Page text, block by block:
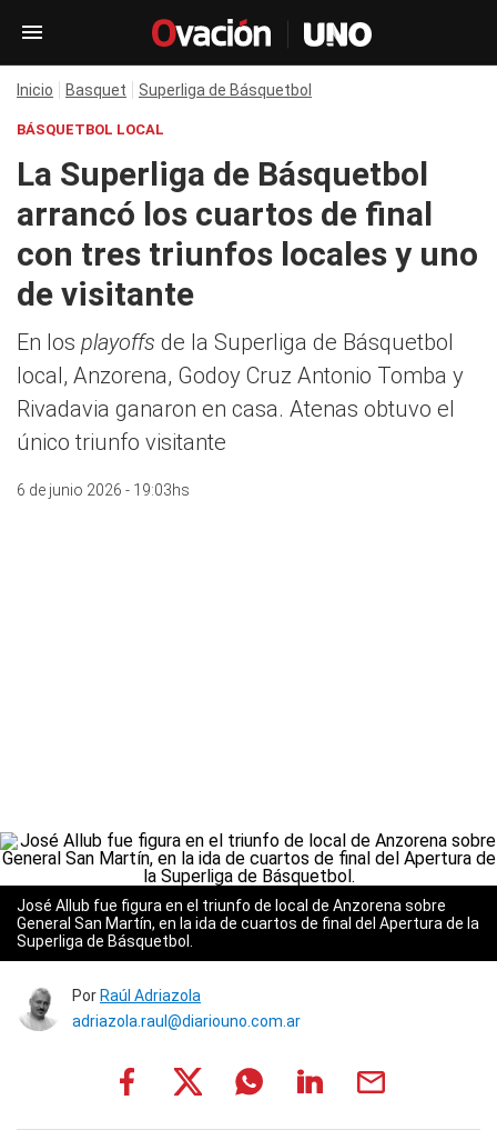
Inicio Basquet Superliga de Básquetbol
BÁSQUETBOL LOCAL
La Superliga de Básquetbol
arrancó los cuartos de final
con tres triunfos locales y uno
de visitante
En los playoffs de la Superliga de Básquetbol
local, Anzorena, Godoy Cruz Antonio Tomba y
Rivadavia ganaron en casa. Atenas obtuvo el
único triunfo visitante
6 de junio 2026 - 19:03hs
José Allub fue figura en el triunfo de local de Anzorena sobre
General San Martín, en la ida de cuartos de final del Apertura de la
Superliga de Básquetbol.
Por Raúl Adriazola
adriazola.raul@diariouno.com.ar